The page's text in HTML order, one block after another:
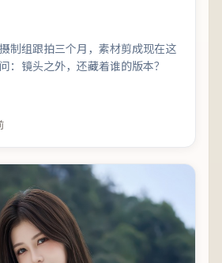
制组跟拍三个月，素材剪成现在这
：镜头之外，还藏着谁的版本？